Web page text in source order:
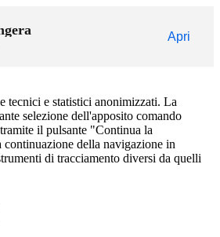
Apri
tecnici e statistici anonimizzati. La
selezione dell'apposito comando
il pulsante "Continua la
della navigazione in
di tracciamento diversi da quelli